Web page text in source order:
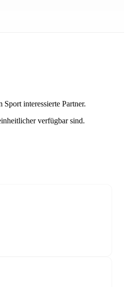
interessierte Partner.
verfügbar sind.